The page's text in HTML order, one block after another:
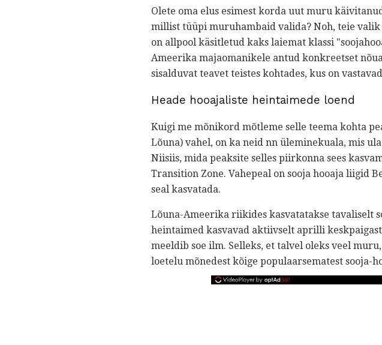
Olete oma elus esimest korda uut muru
millist tüüpi muruhambaid valida? Noh, teie valik
on allpool käsitletud kaks laiemat klassi
Ameerika majaomanikele antud konkreetset
sisalduvat teavet teistes kohtades, kus on
Heade hooajaliste heintaimede loend
Kuigi me mõnikord mõtleme selle teema kohta
Lõuna) vahel, on ka neid nn üleminekuala, mis
Niisiis, mida peaksite selles piirkonna sees
Transition Zone. Vahepeal on sooja hooaja liigid
seal kasvatada.
Lõuna-Ameerika riikides kasvatatakse tavaliselt
heintaimed kasvavad aktiivselt aprilli
meeldib soe ilm. Selleks, et talvel oleks veel muru,
loetelu mõnedest kõige populaarsematest sooja-